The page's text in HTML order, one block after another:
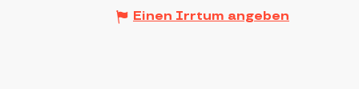
Einen Irrtum angeben